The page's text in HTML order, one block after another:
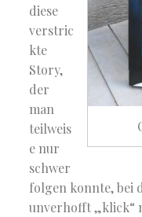
diese
verstric
kte
Story,
der
man
teilweis
e nur
schwer
folgen konnte, bei
unverhofft „klick“